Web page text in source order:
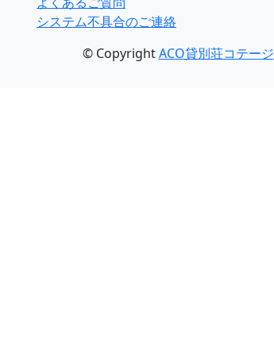
システム不具合のご連絡
© CopyrightACO貸別荘コテージ